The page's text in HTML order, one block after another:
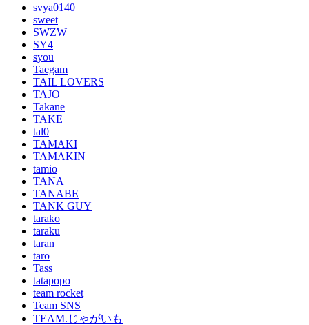
svya0140
sweet
SWZW
SY4
syou
Taegam
TAIL LOVERS
TAJO
Takane
TAKE
tal0
TAMAKI
TAMAKIN
tamio
TANA
TANABE
TANK GUY
tarako
taraku
taran
taro
Tass
tatapopo
team rocket
Team SNS
TEAM.じゃがいも